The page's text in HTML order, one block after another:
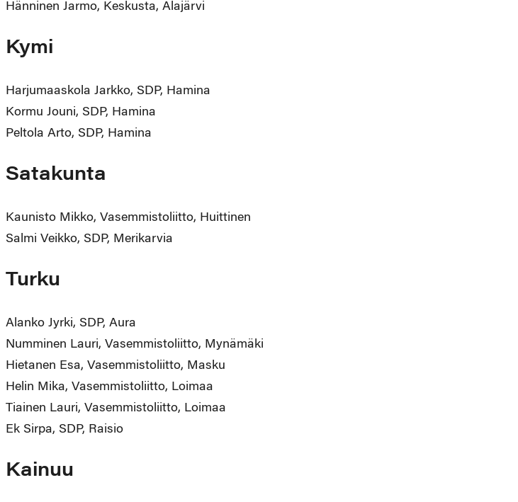
Hänninen Jarmo, Keskusta, Alajärvi
Kymi
Harjumaaskola Jarkko, SDP, Hamina
Kormu Jouni, SDP, Hamina
Peltola Arto, SDP, Hamina
Satakunta
Kaunisto Mikko, Vasemmistoliitto, Huittinen
Salmi Veikko, SDP, Merikarvia
Turku
Alanko Jyrki, SDP, Aura
Numminen Lauri, Vasemmistoliitto, Mynämäki
Hietanen Esa, Vasemmistoliitto, Masku
Helin Mika, Vasemmistoliitto, Loimaa
Tiainen Lauri, Vasemmistoliitto, Loimaa
Ek Sirpa, SDP, Raisio
Kainuu